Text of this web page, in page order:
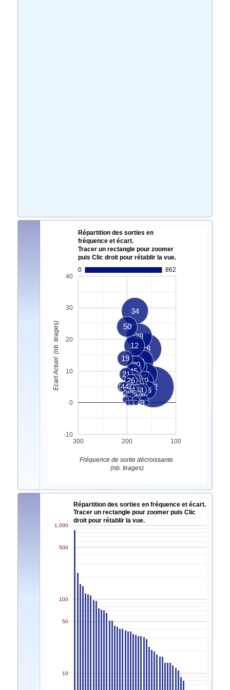
Répartition des sorties en
fréquence et écart.
Tracer un rectangle pour zoomer
puis Clic droit pour rétablir la vue.
0
862
22
18
34
28
29
41
12
50
39
40
30
46
19
45
1
4
5
38
3
14
21
43
11
24
25
26
31
16
7
17
23
32
44
6
15
20
29 48
8
300 200 100
-10
0
10
20
30
40
Fréquence de sortie décroissante.
(nb. tirages)
Ecart Actuel. (nb. tirages)
Répartition des sorties en fréquence et écart.
Tracer un rectangle pour zoomer puis Clic
droit pour rétablir la vue.
10
50
100
500
1,000